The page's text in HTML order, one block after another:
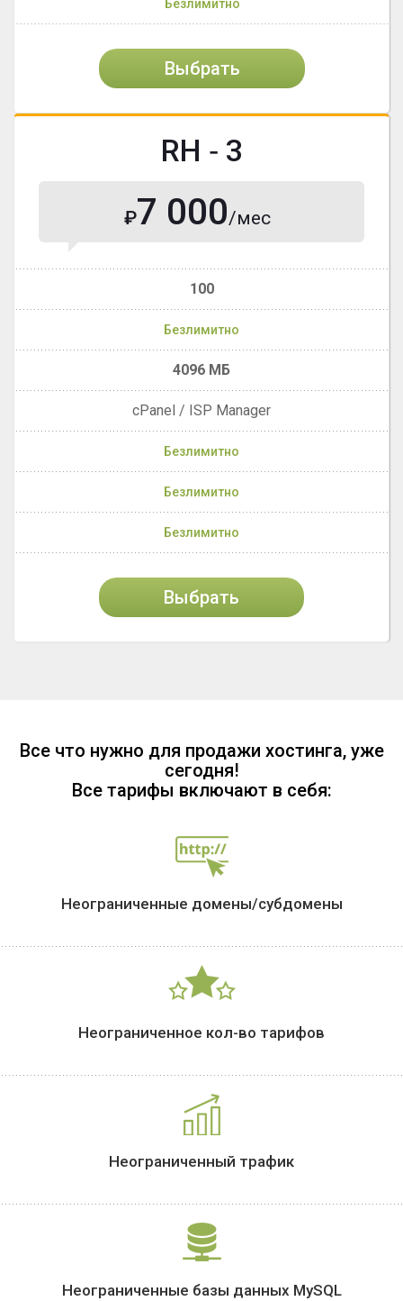
Безлимитно
Выбрать
RH ‐ 3
₽7 000/мес
100
Безлимитно
4096 МБ
cPanel / ISP Manager
Безлимитно
Безлимитно
Безлимитно
Выбрать
Все что нужно для продажи хостинга, уже
сегодня!
Все тарифы включают в себя:
Неограниченные домены/субдомены
Неограниченное кол-во тарифов
Неограниченный трафик
Неограниченные базы данных MySQL